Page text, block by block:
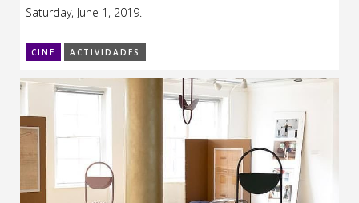
Saturday, June 1, 2019.
CINE ACTIVIDADES